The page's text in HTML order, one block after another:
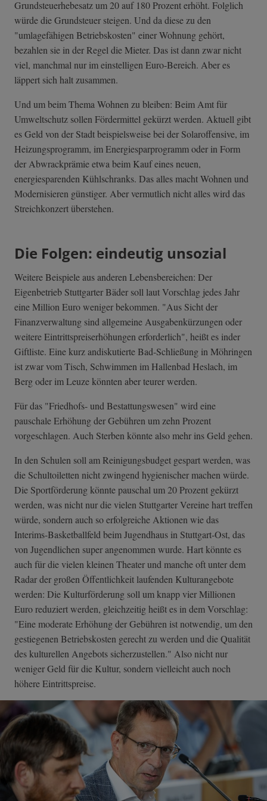
Grundsteuerhebesatz um 20 auf 180 Prozent erhöht. Folglich
würde die Grundsteuer steigen. Und da diese zu den
"umlagefähigen Betriebskosten" einer Wohnung gehört,
bezahlen sie in der Regel die Mieter. Das ist dann zwar nicht
viel, manchmal nur im einstelligen Euro-Bereich. Aber es
läppert sich halt zusammen.
Und um beim Thema Wohnen zu bleiben: Beim Amt für
Umweltschutz sollen Fördermittel gekürzt werden. Aktuell gibt
es Geld von der Stadt beispielsweise bei der Solaroffensive, im
Heizungsprogramm, im Energiesparprogramm oder in Form
der Abwrackprämie etwa beim Kauf eines neuen,
energiesparenden Kühlschranks. Das alles macht Wohnen und
Modernisieren günstiger. Aber vermutlich nicht alles wird das
Streichkonzert überstehen.
Die Folgen: eindeutig unsozial
Weitere Beispiele aus anderen Lebensbereichen: Der
Eigenbetrieb Stuttgarter Bäder soll laut Vorschlag jedes Jahr
eine Million Euro weniger bekommen. "Aus Sicht der
Finanzverwaltung sind allgemeine Ausgabenkürzungen oder
weitere Eintrittspreiserhöhungen erforderlich", heißt es inder
Giftliste. Eine kurz andiskutierte Bad-Schließung in Möhringen
ist zwar vom Tisch, Schwimmen im Hallenbad Heslach, im
Berg oder im Leuze könnten aber teurer werden.
Für das "Friedhofs- und Bestattungswesen" wird eine
pauschale Erhöhung der Gebühren um zehn Prozent
vorgeschlagen. Auch Sterben könnte also mehr ins Geld gehen.
In den Schulen soll am Reinigungsbudget gespart werden, was
die Schultoiletten nicht zwingend hygienischer machen würde.
Die Sportförderung könnte pauschal um 20 Prozent gekürzt
werden, was nicht nur die vielen Stuttgarter Vereine hart treffen
würde, sondern auch so erfolgreiche Aktionen wie das
Interims-Basketballfeld beim Jugendhaus in Stuttgart-Ost, das
von Jugendlichen super angenommen wurde. Hart könnte es
auch für die vielen kleinen Theater und manche oft unter dem
Radar der großen Öffentlichkeit laufenden Kulturangebote
werden: Die Kulturförderung soll um knapp vier Millionen
Euro reduziert werden, gleichzeitig heißt es in dem Vorschlag:
"Eine moderate Erhöhung der Gebühren ist notwendig, um den
gestiegenen Betriebskosten gerecht zu werden und die Qualität
des kulturellen Angebots sicherzustellen." Also nicht nur
weniger Geld für die Kultur, sondern vielleicht auch noch
höhere Eintrittspreise.